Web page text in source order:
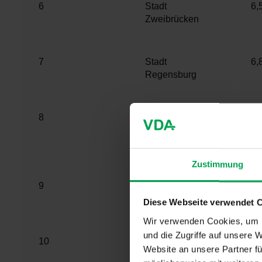
Zustimmung
Diese Webseite verwendet
Wir verwenden Cookies,
und die Zugriffe auf unsere
Website an unsere Partner
6
Stadt
Zweibrücken
7
Stadt
Regensburg
8
Landkreis
Dingolfing-
9
Stadt
Kaufbeuren
10
Landkreis
Stendal